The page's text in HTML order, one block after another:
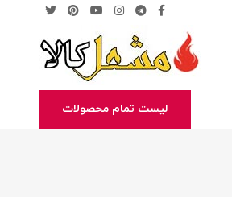
لیست تمام محصولات